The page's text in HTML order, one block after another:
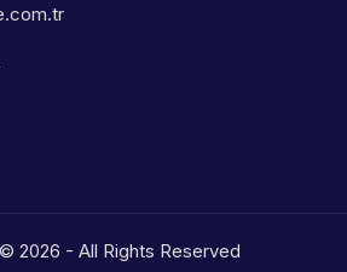
2026 - All Rights Reserved